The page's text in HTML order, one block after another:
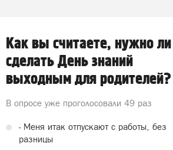
Как вы считаете, нужно ли
сделать День знаний
выходным для родителей?
В опросе уже проголосовали 49 раз
- Меня итак отпускают с работы, без
разницы